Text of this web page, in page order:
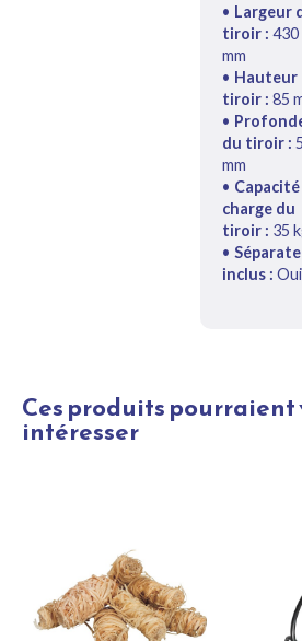
• Largeur
tiroir : 430
mm
• Hauteur
tiroir : 85
•
du tiroir :
mm
•
charge du
tiroir : 35
•
inclus : Oui
Ces produits pourraient
intéresser